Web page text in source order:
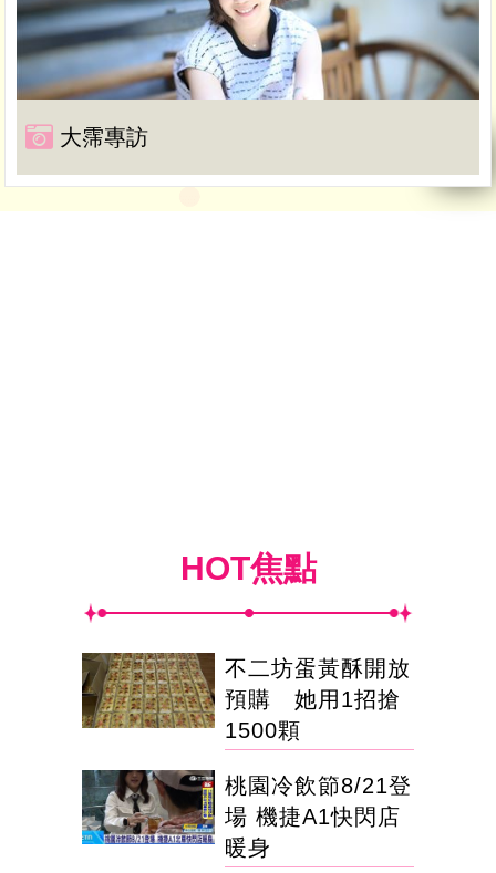
大霈專訪
HOT焦點
不二坊蛋黃酥開放
預購 她用1招搶
1500顆
桃園冷飲節8/21登
場 機捷A1快閃店
暖身